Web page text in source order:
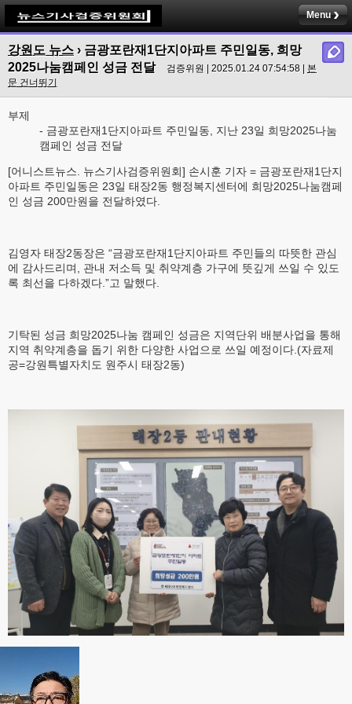
Menu
강원도 뉴스 › 금광포란재1단지아파트 주민일동, 희망
2025나눔캠페인 성금 전달
검증위원 | 2025.01.24 07:54:58 | 본
문 건너뛰기
부제
- 금광포란재1단지아파트 주민일동, 지난 23일 희망2025나눔
캠페인 성금 전달
[어니스트뉴스. 뉴스기사검증위원회] 손시훈 기자 = 금광포란재1단지
아파트 주민일동은 23일 태장2동 행정복지센터에 희망2025나눔캠페
인 성금 200만원을 전달하였다.
김영자 태장2동장은 “금광포란재1단지아파트 주민들의 따뜻한 관심
에 감사드리며, 관내 저소득 및 취약계층 가구에 뜻깊게 쓰일 수 있도
록 최선을 다하겠다.”고 말했다.
기탁된 성금 희망2025나눔 캠페인 성금은 지역단위 배분사업을 통해
지역 취약계층을 돕기 위한 다양한 사업으로 쓰일 예정이다.(자료제
공=강원특별자치도 원주시 태장2동)